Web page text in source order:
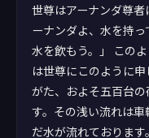
世尊はアーナンダ尊
ーナンダよ、水を持っ
水を飲もう。」 この
は世尊にこのように
がた、およそ五百台
す。その浅い流れは
だ水が流れておりま